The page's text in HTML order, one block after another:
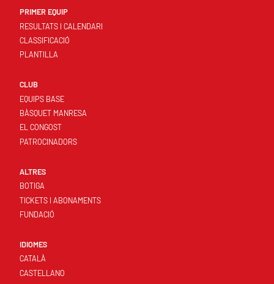
PRIMER EQUIP
RESULTATS I CALENDARI
CLASSIFICACIÓ
PLANTILLA
CLUB
EQUIPS BASE
BÀSQUET MANRESA
EL CONGOST
PATROCINADORS
ALTRES
BOTIGA
TICKETS I ABONAMENTS
FUNDACIÓ
IDIOMES
CATALÀ
CASTELLANO